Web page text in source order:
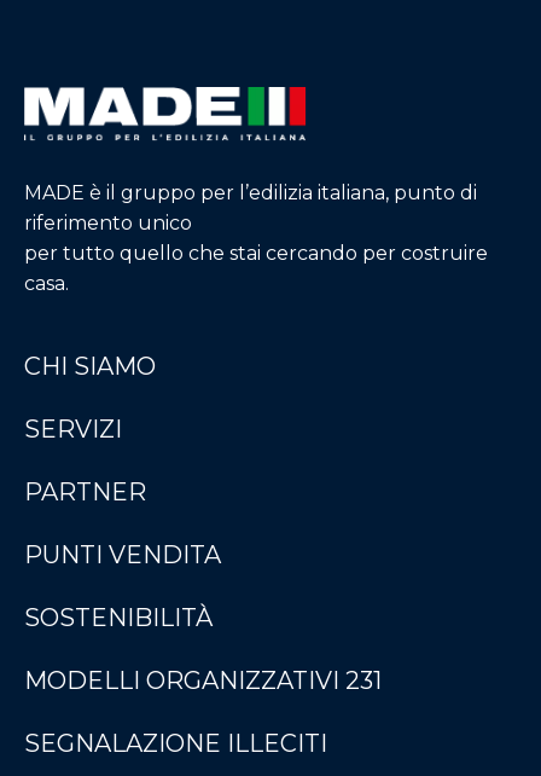
MADE è il gruppo per l’edilizia italiana, punto di
riferimento unico
per tutto quello che stai cercando per costruire
casa.
CHI SIAMO
SERVIZI
PARTNER
PUNTI VENDITA
SOSTENIBILITÀ
MODELLI ORGANIZZATIVI 231
SEGNALAZIONE ILLECITI